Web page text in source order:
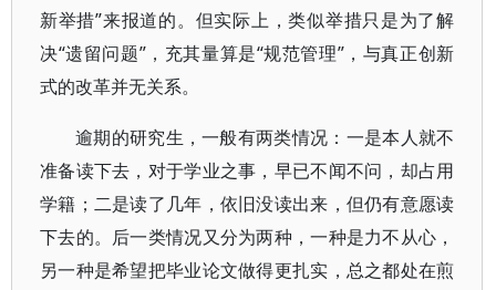
新举措”来报道的。但实际上，类似举措只是为了解
决“遗留问题”，充其量算是“规范管理”，与真正创新
式的改革并无关系。
逾期的研究生，一般有两类情况：一是本人就不
准备读下去，对于学业之事，早已不闻不问，却占用
学籍；二是读了几年，依旧没读出来，但仍有意愿读
下去的。后一类情况又分为两种，一种是力不从心，
另一种是希望把毕业论文做得更扎实，总之都处在煎